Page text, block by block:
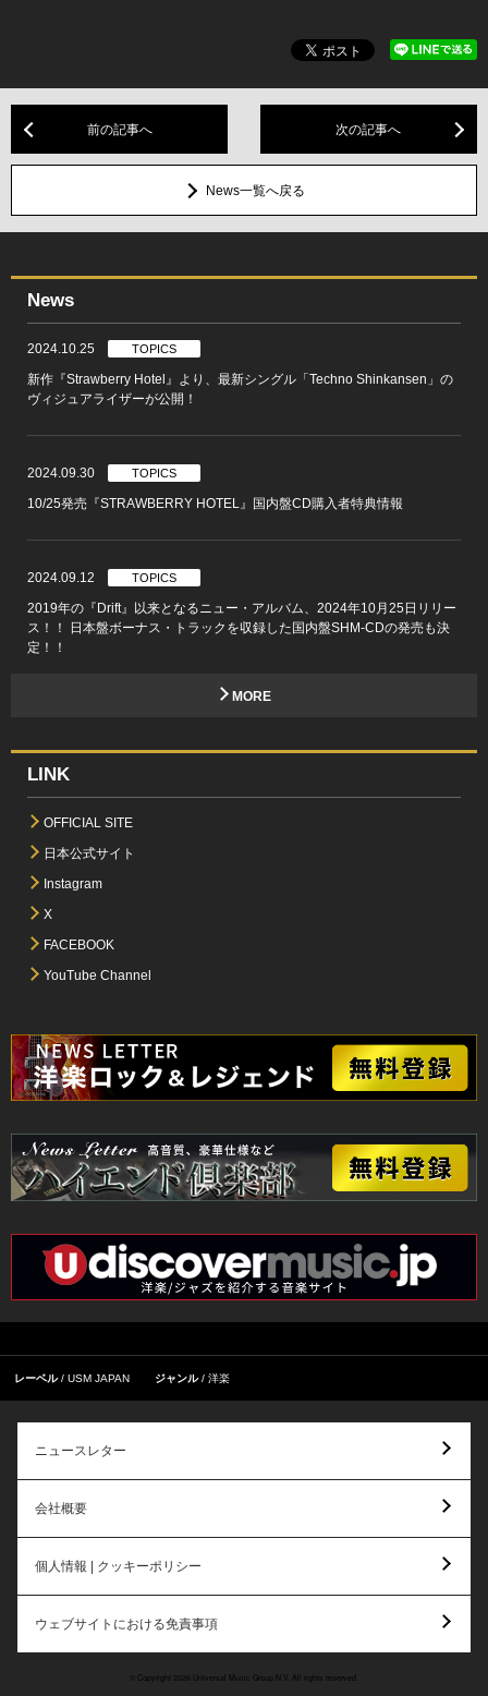
前の記事へ 次の記事へ
News一覧へ戻る
News
2024.10.25 TOPICS
新作『Strawberry Hotel』より、最新シングル「Techno Shinkansen」の
ヴィジュアライザーが公開！
2024.09.30 TOPICS
10/25発売『STRAWBERRY HOTEL』国内盤CD購入者特典情報
2024.09.12 TOPICS
2019年の『Drift』以来となるニュー・アルバム、2024年10月25日リリー
ス！！ 日本盤ボーナス・トラックを収録した国内盤SHM-CDの発売も決
定！！
MORE
LINK
OFFICIAL SITE
日本公式サイト
Instagram
X
FACEBOOK
YouTube Channel
レーベル USM JAPAN ジャンル 洋楽
ニュースレター
会社概要
個人情報 | クッキーポリシー
ウェブサイトにおける免責事項
© Copyright 2026 Universal Music Group N.V. All rights reserved.